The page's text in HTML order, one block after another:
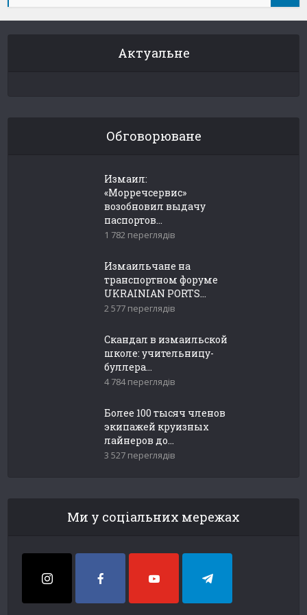
Актуальне
Обговорюване
Измаил:
«Морречсервис»
возобновил выдачу
паспортов...
1 782 переглядів
Измаильчане на
транспортном форуме
UKRAINIAN PORTS...
2 577 переглядів
Скандал в измаильской
школе: учительницу-
буллера...
4 784 переглядів
Более 100 тысяч членов
экипажей круизных
лайнеров до...
3 527 переглядів
Ми у соціальних мережах